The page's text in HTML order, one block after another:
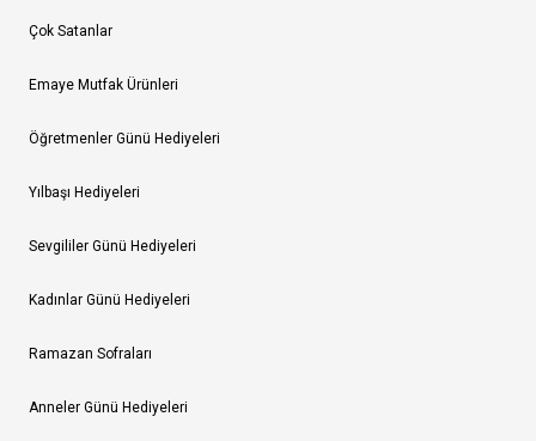
Çok Satanlar
Emaye Mutfak Ürünleri
Öğretmenler Günü Hediyeleri
Yılbaşı Hediyeleri
Sevgililer Günü Hediyeleri
Kadınlar Günü Hediyeleri
Ramazan Sofraları
Anneler Günü Hediyeleri